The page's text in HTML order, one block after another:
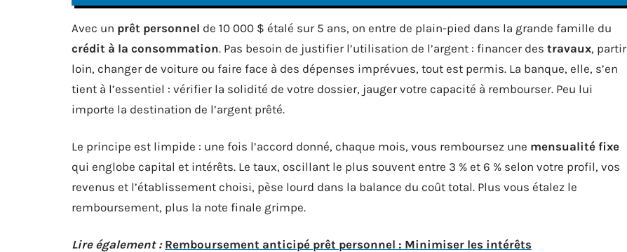
Avec un prêt personnel de 10 000 $ étalé sur 5 ans, on entre de plain-pied dans la grande famille du
crédit à la consommation. Pas besoin de justifier l’utilisation de l’argent : financer des travaux, partir
loin, changer de voiture ou faire face à des dépenses imprévues, tout est permis. La banque, elle, s’en
tient à l’essentiel : vérifier la solidité de votre dossier, jauger votre capacité à rembourser. Peu lui
importe la destination de l’argent prêté.
Le principe est limpide : une fois l’accord donné, chaque mois, vous remboursez une mensualité fixe
qui englobe capital et intérêts. Le taux, oscillant le plus souvent entre 3 % et 6 % selon votre profil, vos
revenus et l’établissement choisi, pèse lourd dans la balance du coût total. Plus vous étalez le
remboursement, plus la note finale grimpe.
Lire également : Remboursement anticipé prêt personnel : Minimiser les intérêts